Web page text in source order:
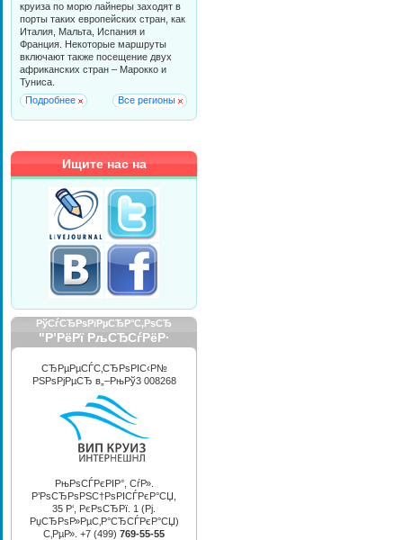
круиза по морю лайнеры заходят в
порты таких европейских стран, как
Италия, Мальта, Испания и
Франция. Некоторые маршруты
включают также посещение двух
африканских стран – Марокко и
Туниса.
Подробнее
Все регионы
Ищите нас на
СЂРµРµСЃС‚СЂРѕРІС‹Р№
РЅРѕРјРµСЂ в„–РњРў3 008268
РњРѕСЃРєРІР°, СѓР».
Р’РѕСЂРѕРЅС†РѕРІСЃРєР°СЏ,
35 Р‘, РєРѕСЂРї. 1 (Рј.
РџСЂРѕР»РµС‚Р°СЂСЃРєР°СЏ)
С‚РµР». +7 (499) 769-55-55
РўСѓСЂРѕРїРµСЂР°С‚РѕСЂ
"Р’РёРї РљСЂСѓРёР·